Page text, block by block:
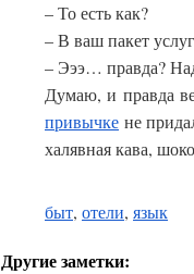
– То есть как?
– В ваш пакет
– Эээ… правда?
Думаю, и правда
привычке не
халявная кава,
быт, отели, язык
Другие заметки: